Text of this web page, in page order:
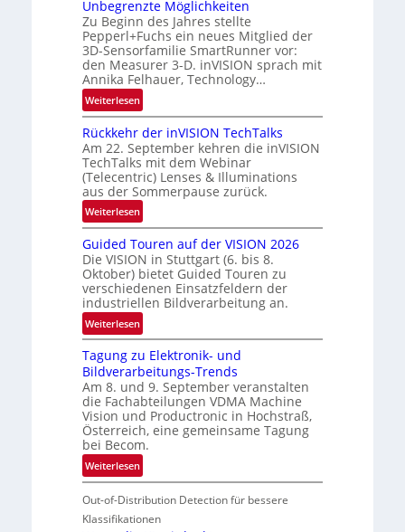
R
u
n
d
e
e
w
s
‘
Unbegrenzte Möglichkeiten
Zu Beginn des Jahres stellte
Pepperl+Fuchs ein neues Mitglied der
3D-Sensorfamilie SmartRunner vor:
den Measurer 3-D. inVISION sprach mit
Annika Felhauer, Technology…
Weiterlesen:
U
n
b
e
g
r
e
z
t
e
M
ö
g
l
i
c
h
k
e
i
t
e
Rückkehr der inVISION TechTalks
Am 22. September kehren die inVISION
TechTalks mit dem Webinar
(Telecentric) Lenses & Illuminations
aus der Sommerpause zurück.
Weiterlesen:
R
ü
c
k
k
e
h
d
e
r
i
n
V
I
S
I
O
Guided Touren auf der VISION 2026
Die VISION in Stuttgart (6. bis 8.
Oktober) bietet Guided Touren zu
verschiedenen Einsatzfeldern der
industriellen Bildverarbeitung an.
Weiterlesen:
G
u
i
d
e
d
T
o
u
r
Tagung zu Elektronik- und
Bildverarbeitungs-Trends
Am 8. und 9. September veranstalten
die Fachabteilungen VDMA Machine
Vision und Productronic in Hochstraß,
Österreich, eine gemeinsame Tagung
bei Becom.
Weiterlesen:
T
a
g
Out-of-Distribution Detection für bessere
Klassifikationen